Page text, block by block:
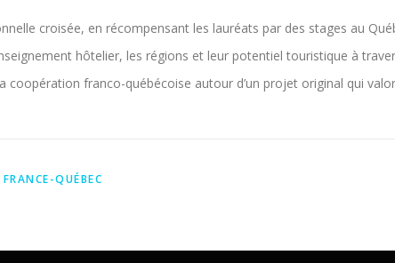
croisée, en récompensant les lauréats par des stages au
hôtelier, les régions et leur potentiel touristique à
coopération franco-québécoise autour d’un projet original qui
QUÉBEC